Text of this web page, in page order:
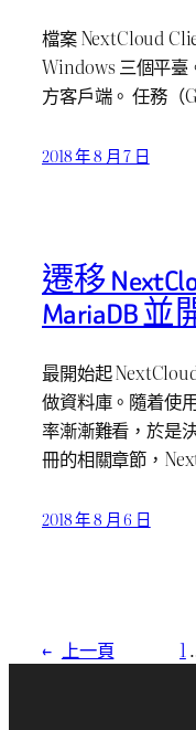
檔案 NextCloud
Windows 三個平臺
方客戶端。 任務（
2018 年 8 月 7 日
遷移
MariaDB 並
最開始起
做資料庫。隨着使
率漸漸難看，於是
冊的相關章節，
2018 年 8 月 6 日
← 上一頁 1